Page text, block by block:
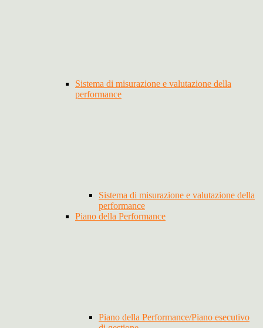
Sistema di misurazione e valutazione della
performance
Sistema di misurazione e valutazione della
performance
Piano della Performance
Piano della Performance/Piano esecutivo